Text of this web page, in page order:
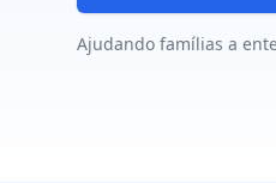
Ajudando famílias a